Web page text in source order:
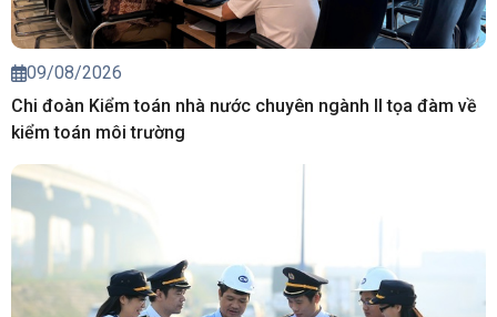
09/08/2026
Chi đoàn Kiểm toán nhà nước chuyên ngành II tọa đàm về
kiểm toán môi trường